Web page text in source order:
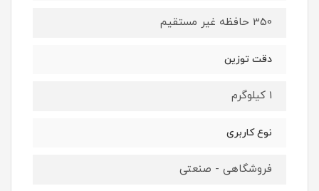
350 حافظه غیر مستقیم
دقت توزین
1 کیلوگرم
نوع کاربری
فروشگاهی - صنعتی